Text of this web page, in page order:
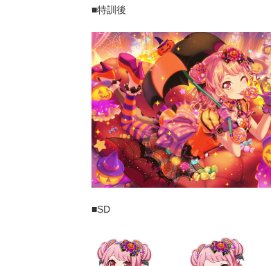
■特訓後
■SD